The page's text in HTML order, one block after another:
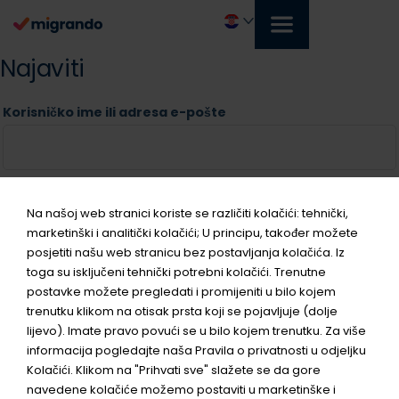
Na našoj web stranici koriste se različiti kolačići: tehnički,
marketinški i analitički kolačići; U principu, također možete
posjetiti našu web stranicu bez postavljanja kolačića. Iz
toga su isključeni tehnički potrebni kolačići. Trenutne
postavke možete pregledati i promijeniti u bilo kojem
trenutku klikom na otisak prsta koji se pojavljuje (dolje
lijevo). Imate pravo povući se u bilo kojem trenutku. Za više
informacija pogledajte naša Pravila o privatnosti u odjeljku
Kolačići. Klikom na "Prihvati sve" slažete se da gore
navedene kolačiće možemo postaviti u marketinške i
na
Hrvatski
Najaviti
Korisničko ime ili adresa e-pošte
Obavezno
Sjeti me se
Najaviti
Zaboravili ste lozinku?